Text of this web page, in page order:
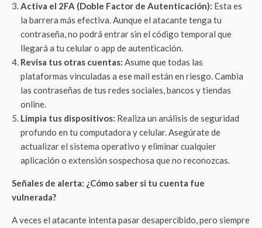
Activa el 2FA (Doble Factor de Autenticación): Esta es
la barrera más efectiva. Aunque el atacante tenga tu
contraseña, no podrá entrar sin el código temporal que
llegará a tu celular o app de autenticación.
Revisa tus otras cuentas: Asume que todas las
plataformas vinculadas a ese mail están en riesgo. Cambia
las contraseñas de tus redes sociales, bancos y tiendas
online.
Limpia tus dispositivos: Realiza un análisis de seguridad
profundo en tu computadora y celular. Asegúrate de
actualizar el sistema operativo y eliminar cualquier
aplicación o extensión sospechosa que no reconozcas.
Señales de alerta: ¿Cómo saber si tu cuenta fue
vulnerada?
A veces el atacante intenta pasar desapercibido, pero siempre